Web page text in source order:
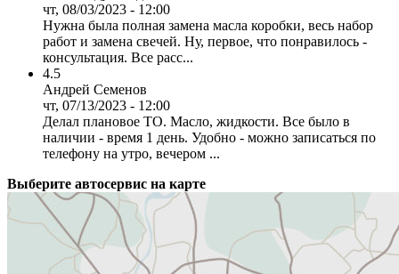
чт, 08/03/2023 - 12:00
Нужна была полная замена масла коробки, весь набор
работ и замена свечей. Ну, первое, что понравилось -
консультация. Все расс...
4.5
Андрей Семенов
чт, 07/13/2023 - 12:00
Делал плановое ТО. Масло, жидкости. Все было в
наличии - время 1 день. Удобно - можно записаться по
телефону на утро, вечером ...
Выберите автосервис на карте